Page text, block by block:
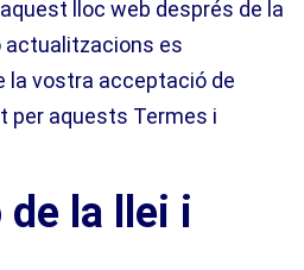
lloc web després de la
actualitzacions es
la vostra acceptació de
per aquests Termes i
la llei i